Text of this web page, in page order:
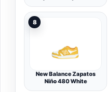
8
New Balance Zapatos
Niño 480 White